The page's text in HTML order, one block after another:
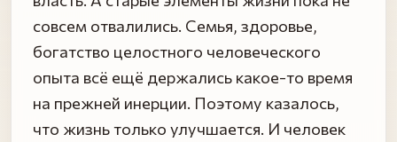
совсем отвалились. Семья, здоровье,
богатство целостного человеческого
опыта всё ещё держались какое-то время
на прежней инерции. Поэтому казалось,
что жизнь только улучшается. И человек